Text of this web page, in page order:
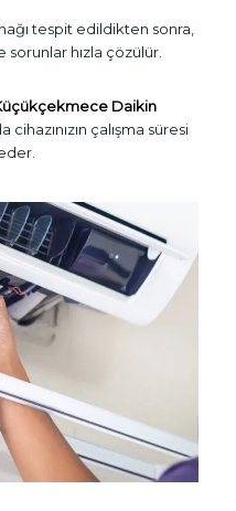
tespit edildikten sonra,
hızla çözülür.
Daikin
cihazınızın çalışma süresi